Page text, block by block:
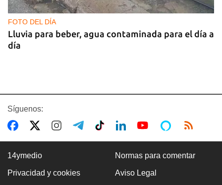
FOTO DEL DÍA
Lluvia para beber, agua contaminada para el día a
día
Síguenos:
14ymedio Normas para comentar
Privacidad y cookies Aviso Legal